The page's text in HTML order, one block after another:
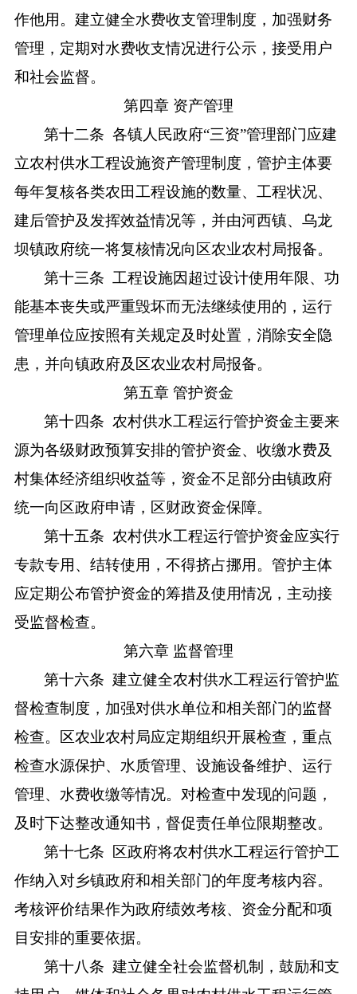
作他用。建立健全水费收支管理制度，加强财务
管理，定期对水费收支情况进行公示，接受用户
和社会监督。
第四章 资产管理
第十二条 各镇人民政府“三资”管理部门应建
立农村供水工程设施资产管理制度，管护主体要
每年复核各类农田工程设施的数量、工程状况、
建后管护及发挥效益情况等，并由河西镇、乌龙
坝镇政府统一将复核情况向区农业农村局报备。
第十三条 工程设施因超过设计使用年限、功
能基本丧失或严重毁坏而无法继续使用的，运行
管理单位应按照有关规定及时处置，消除安全隐
患，并向镇政府及区农业农村局报备。
第五章 管护资金
第十四条 农村供水工程运行管护资金主要来
源为各级财政预算安排的管护资金、收缴水费及
村集体经济组织收益等，资金不足部分由镇政府
统一向区政府申请，区财政资金保障。
第十五条 农村供水工程运行管护资金应实行
专款专用、结转使用，不得挤占挪用。管护主体
应定期公布管护资金的筹措及使用情况，主动接
受监督检查。
第六章 监督管理
第十六条 建立健全农村供水工程运行管护监
督检查制度，加强对供水单位和相关部门的监督
检查。区农业农村局应定期组织开展检查，重点
检查水源保护、水质管理、设施设备维护、运行
管理、水费收缴等情况。对检查中发现的问题，
及时下达整改通知书，督促责任单位限期整改。
第十七条
区政府将农村供水工程运行管护工
作纳入对乡镇政府和相关部门的年度考核内容。
考核评价结果作为政府绩效考核、资金分配和项
目安排的重要依据。
第十八条 建立健全社会监督机制，鼓励和支